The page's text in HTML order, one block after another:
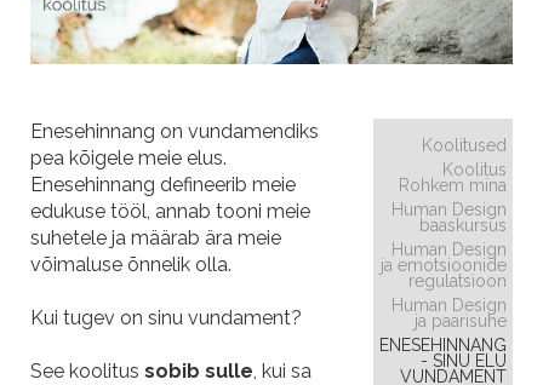
Koolitused
Koolitus
Rohkem mina
Human Design
baaskursus
Human Design
ja emotsioonide
regulatsioon
Human Design
ja paarisuhe
ENESEHINNANG
- SINU ELU
VUNDAMENT
Enesehinnang on vundamendiks
pea kõigele meie elus.
Enesehinnang defineerib meie
edukuse tööl, annab tooni meie
suhetele ja määrab ära meie
võimaluse õnnelik olla.
Kui tugev on sinu vundament?
See koolitus sobib sulle , kui sa